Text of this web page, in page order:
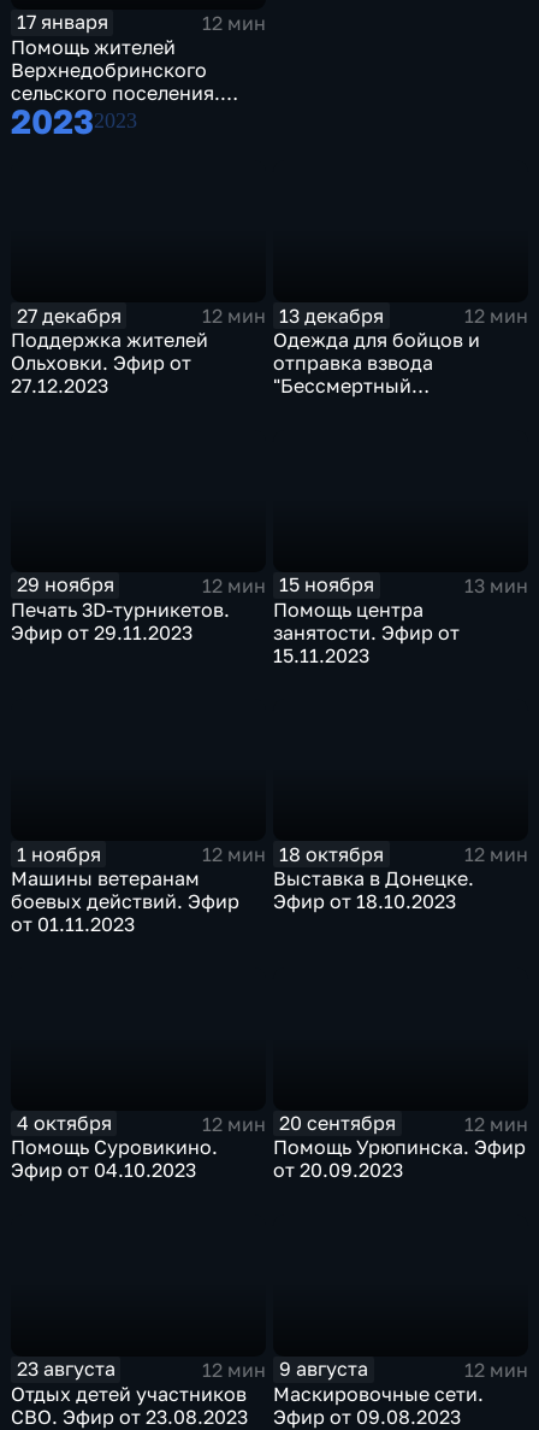
17 января
12 мин
Помощь жителей
Верхнедобринского
сельского поселения.
Эфир от 17.01.2024
20232023
27 декабря
12 мин
Поддержка жителей
Ольховки. Эфир от
27.12.2023
13 декабря
12 мин
Одежда для бойцов и
отправка взвода
"Бессмертный
29 ноября
12 мин
Печать 3D-турникетов.
Эфир от 29.11.2023
15 ноября
13 мин
Помощь центра
занятости. Эфир от
15.11.2023
1 ноября
12 мин
Машины ветеранам
боевых действий. Эфир
от 01.11.2023
18 октября
12 мин
Выставка в Донецке.
Эфир от 18.10.2023
4 октября
12 мин
Помощь Суровикино.
Эфир от 04.10.2023
20 сентября
12 мин
Помощь Урюпинска. Эфир
от 20.09.2023
23 августа
12 мин
Отдых детей участников
СВО. Эфир от 23.08.2023
9 августа
12 мин
Маскировочные сети.
Эфир от 09.08.2023